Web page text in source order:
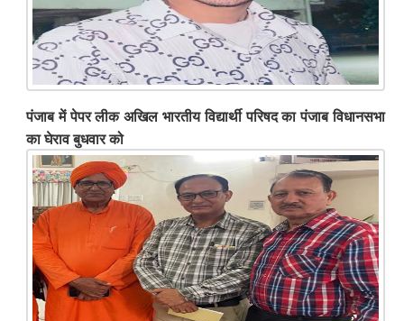
पंजाब में पेपर लीक अखिल भारतीय विद्यार्थी परिषद का पंजाब विधानसभा
का घेराव बुधवार को